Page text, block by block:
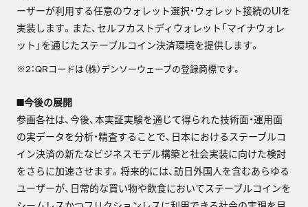
ーザーが利用する任意のウォレット選択・ウォレット接続のUIを
実装します。また、セルフカストディウォレット「マイナウォレ
ット」を通じたステーブルコイン決済環境を提供します。
※2：QRコードは（株）デンソーウェーブの登録商標です。
■今後の展開
参画各社は、今後、本実証実験を通じて得られた技術面・運用面
の実データを分析・精査することで、日本におけるステーブルコ
イン決済の新たなビジネスモデル構築と社会実装に向けた検討
をさらに加速させます。将来的には、訪日外国人を含むあらゆる
ユーザーが、日常的な買い物や飲食においてステーブルコインを